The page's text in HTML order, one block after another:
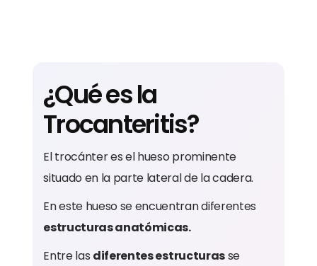
¿Qué es la
Trocanteritis?
El trocánter es el hueso prominente
situado en la parte lateral de la cadera.
En este hueso se encuentran diferentes
estructuras anatómicas.
Entre las diferentes estructurasse